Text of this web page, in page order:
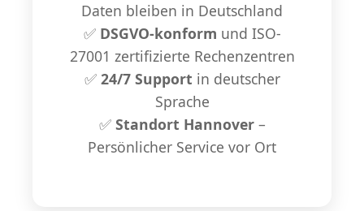
Daten bleiben in Deutschland
✅ DSGVO-konform und ISO-
27001 zertifizierte Rechenzentren
✅ 24/7 Support in deutscher
Sprache
✅ Standort Hannover–
Persönlicher Service vor Ort